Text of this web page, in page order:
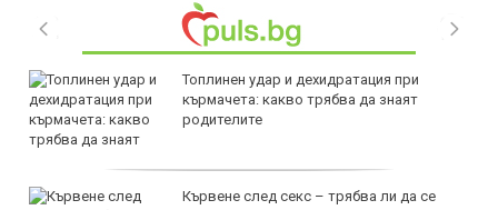
Топлинен удар и дехидратация при
кърмачета: какво трябва да знаят
родителите
Кървене след секс – трябва ли да се